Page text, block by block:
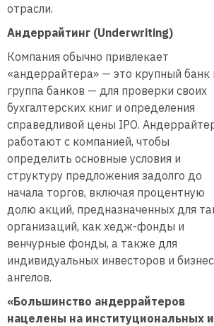
отрасли.
Андеррайтинг (Underwriting)
Компания обычно привлекает
«андеррайтера» — это крупный банк
группа банков — для проверки своих
бухгалтерских книг и определения
справедливой цены IPO.
работают с компанией, чтобы
определить основные условия и
структуру предложения задолго до
начала торгов, включая процентную
долю акций, предназначенных для
организаций, как хедж-фонды и
венчурные фонды, а также для
индивидуальных инвесторов и
ангелов.
«Большинство андеррайтеров
нацелены на институциональных